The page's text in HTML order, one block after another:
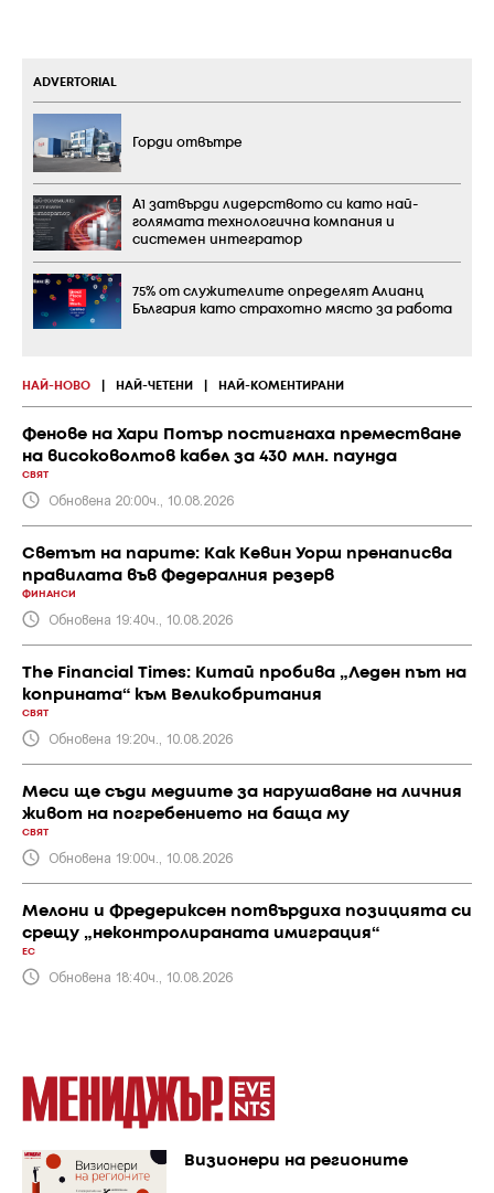
НАЙ-НОВО НАЙ-ЧЕТЕНИ НАЙ-КОМЕНТИРАНИ
Фенове на Хари Потър постигнаха преместване
на високоволтов кабел за 430 млн. паунда
СВЯТ
Обновена 20:00ч., 10.08.2026
Светът на парите: Как Кевин Уорш пренаписва
правилата във Федералния резерв
ФИНАНСИ
Обновена 19:40ч., 10.08.2026
The Financial Times: Китай пробива „Леден път на
коприната“ към Великобритания
СВЯТ
Обновена 19:20ч., 10.08.2026
Меси ще съди медиите за нарушаване на личния
живот на погребението на баща му
СВЯТ
Обновена 19:00ч., 10.08.2026
Мелони и Фредериксен потвърдиха позицията си
срещу „неконтролираната имиграция“
ЕС
Обновена 18:40ч., 10.08.2026
ADVERTORIAL
Горди отвътре
А1 затвърди лидерството си като най-
голямата технологична компания и
системен интегратор
75% от служителите определят Алианц
България като страхотно място за работа
Визионери на регионите